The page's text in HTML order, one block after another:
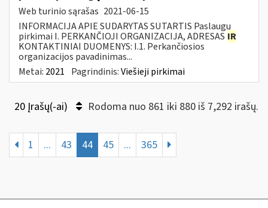
Web turinio sąrašas 2021-06-15
INFORMACIJA APIE SUDARYTAS SUTARTIS Paslaugų
pirkimai I. PERKANČIOJI ORGANIZACIJA, ADRESAS IR
KONTAKTINIAI DUOMENYS: I.1. Perkančiosios
organizacijos pavadinimas...
Metai: 2021 Pagrindinis:Viešieji pirkimai
20 Įrašų(-ai) Rodoma nuo 861 iki 880 iš 7,292 irašų.
1 ... 43 44 45 ... 365